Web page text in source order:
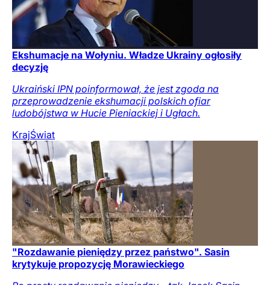
Ekshumacje na Wołyniu. Władze Ukrainy ogłosiły
decyzję
Ukraiński IPN poinformował, że jest zgoda na
przeprowadzenie ekshumacji polskich ofiar
ludobójstwa w Hucie Pieniackiej i Ugłach.
KrajŚwiat
"Rozdawanie pieniędzy przez państwo". Sasin
krytykuje propozycję Morawieckiego